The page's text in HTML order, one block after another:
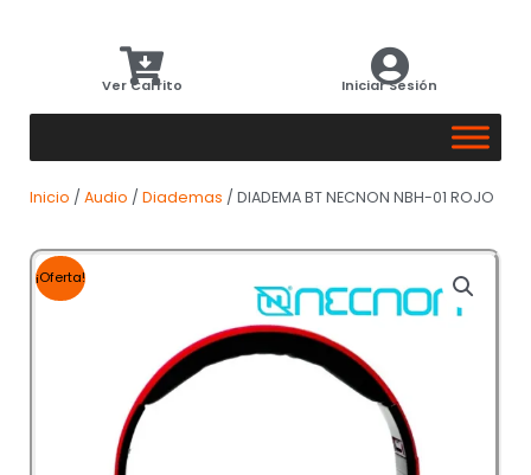
Ver Carrito Iniciar Sesión
Inicio / Audio / Diademas / DIADEMA BT NECNON NBH-01 ROJO
¡Oferta!